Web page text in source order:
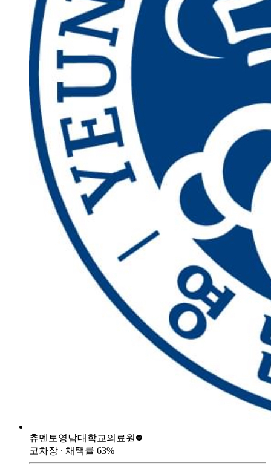
츄멘토영남대학교의료원
코차장 ∙ 채택률 63%